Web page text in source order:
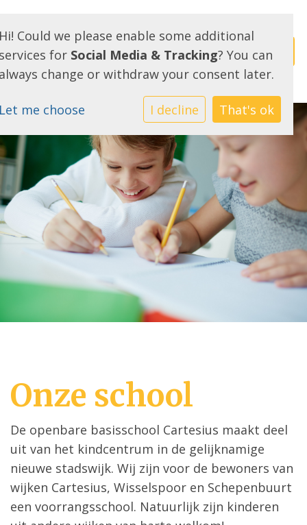
Onze school
De openbare basisschool Cartesius maakt deel
uit van het kindcentrum in de gelijknamige
nieuwe stadswijk. Wij zijn voor de bewoners van
wijken Cartesius, Wisselspoor en Schepenbuurt
een voorrangsschool. Natuurlijk zijn kinderen
Could we please enable some additional
for Social Media & Tracking? You can
change or withdraw your consent later.
me choose I decline That's ok